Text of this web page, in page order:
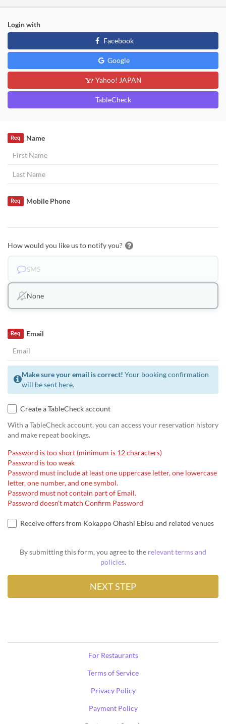
Login with
Facebook
Google
Yahoo! JAPAN
TableCheck
Name
Req
Mobile Phone
Req
How would you like us to notify you?
SMS
None
Email
Req
Make sure your email is correct! Your booking confirmation
will be sent here.
Create a TableCheck account
With a TableCheck account, you can access your reservation history
and make repeat bookings.
Password is too short (minimum is 12 characters)
Password is too weak
Password must include at least one uppercase letter, one lowercase
letter, one number, and one symbol.
Password must not contain part of Email.
Password doesn't match Confirm Password
Receive offers from Kokappo Ohashi Ebisu and related venues
By submitting this form, you agree to the relevant terms and
policies.
For Restaurants
Terms of Service
Privacy Policy
Payment Policy